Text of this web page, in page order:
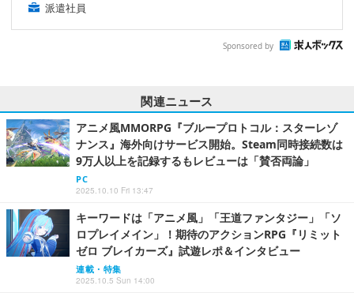
派遣社員
Sponsored by
関連ニュース
アニメ風MMORPG『ブループロトコル：スターレゾ
ナンス』海外向けサービス開始。Steam同時接続数は
9万人以上を記録するもレビューは「賛否両論」
PC
2025.10.10 Fri 13:47
キーワードは「アニメ風」「王道ファンタジー」「ソ
ロプレイメイン」！期待のアクションRPG『リミット
ゼロ ブレイカーズ』試遊レポ＆インタビュー
連載・特集
2025.10.5 Sun 14:00